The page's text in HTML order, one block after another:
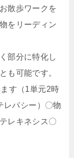
散歩ワークを
をリーディン
部分に特化し
も可能です。
す（1単元2時
レパシー）〇物
レキネシス〇